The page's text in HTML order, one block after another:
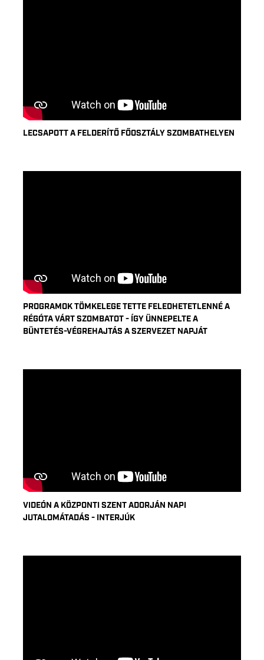
LECSAPOTT A FELDERÍTŐ FŐOSZTÁLY SZOMBATHELYEN
PROGRAMOK TÖMKELEGE TETTE FELEDHETETLENNÉ A
RÉGÓTA VÁRT SZOMBATOT - ÍGY ÜNNEPELTE A
BÜNTETÉS-VÉGREHAJTÁS A SZERVEZET NAPJÁT
VIDEÓN A KÖZPONTI SZENT ADORJÁN NAPI
JUTALOMÁTADÁS - INTERJÚK